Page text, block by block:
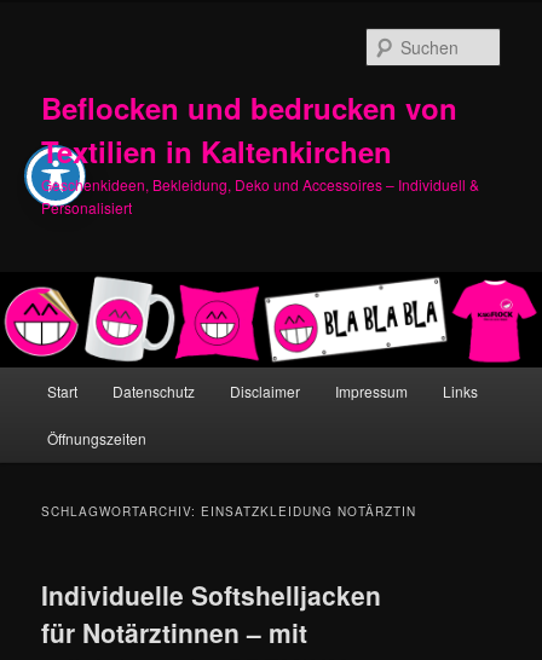
Beflocken und bedrucken von
Textilien in Kaltenkirchen
Geschenkideen, Bekleidung, Deko und Accessoires – Individuell &
Personalisiert
Start Datenschutz Disclaimer Impressum Links
Öffnungszeiten
SCHLAGWORTARCHIV: EINSATZKLEIDUNG NOTÄRZTIN
Individuelle Softshelljacken
für Notärztinnen – mit